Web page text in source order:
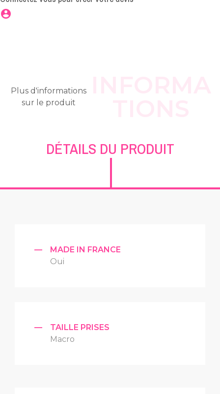
account_circle
Plus d'informations
sur le produit
DÉTAILS DU PRODUIT
—
MADE IN FRANCE
Oui
—
TAILLE PRISES
Macro